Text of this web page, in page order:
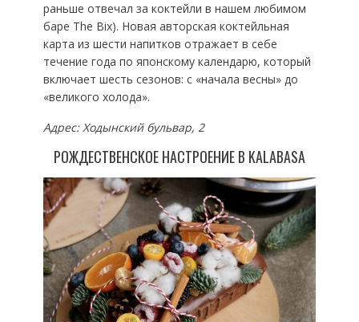
раньше отвечал за коктейли в нашем любимом
баре The Bix). Новая авторская коктейльная
карта из шести напитков отражает в себе
течение года по японскому календарю, который
включает шесть сезонов: с «начала весны» до
«великого холода».
Адрес: Ходынский бульвар, 2
РОЖДЕСТВЕНСКОЕ НАСТРОЕНИЕ В KALABASA